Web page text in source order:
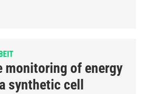
monitoring of energy
synthetic cell